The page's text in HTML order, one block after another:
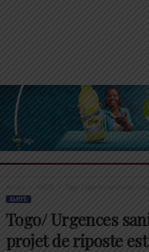
Accueil SANTÉ Togo/ Urgences sanitaires:
SANTÉ
Togo/ Urgences
projet de riposte